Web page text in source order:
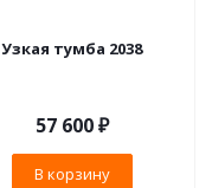
Узкая тумба 2038
57 600₽
В корзину